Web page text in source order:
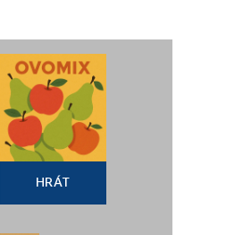
HRÁT